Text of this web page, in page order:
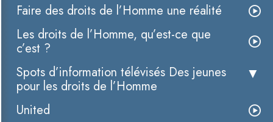
Faire des droits de l’Homme une réalité
Les droits de l’Homme, qu’est-ce que
c’est ?
Spots d’information télévisés Des jeunes
pour les droits de l’Homme
United